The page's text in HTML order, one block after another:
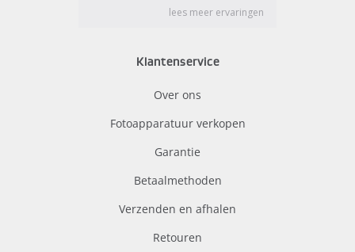
Klantenservice
Over ons
Fotoapparatuur verkopen
Garantie
Betaalmethoden
Verzenden en afhalen
Retouren